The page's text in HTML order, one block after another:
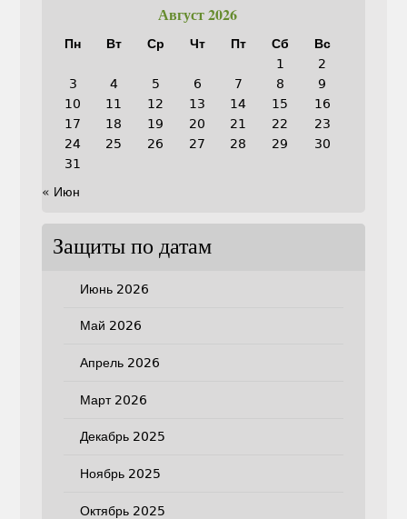
Август 2026
Пн Вт Ср Чт Пт Сб
Вс
1
2
3
4 5 6 7 8
9
10
11 12 13 14 15
16
17
18 19 20 21 22
23
24
25 26 27 28 29
30
31
« Июн
Защиты по датам
Июнь 2026
Май 2026
Апрель 2026
Март 2026
Декабрь 2025
Ноябрь 2025
Октябрь 2025